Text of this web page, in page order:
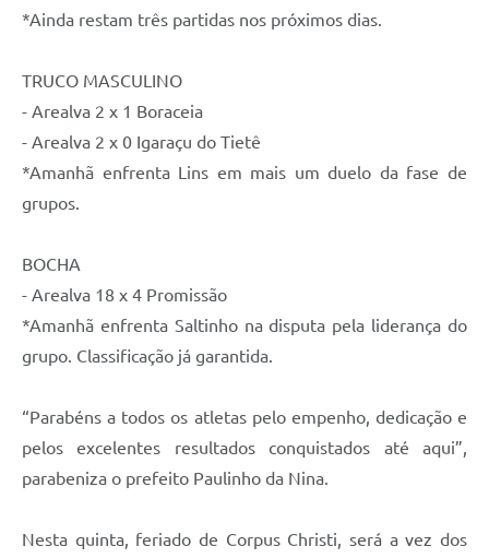
*Ainda restam três partidas nos próximos dias.
TRUCO MASCULINO
- Arealva 2 x 1 Boraceia
- Arealva 2 x 0 Igaraçu do Tietê
*Amanhã enfrenta Lins em mais um duelo da fase de
grupos.
BOCHA
- Arealva 18 x 4 Promissão
*Amanhã enfrenta Saltinho na disputa pela liderança do
grupo. Classificação já garantida.
“Parabéns a todos os atletas pelo empenho, dedicação e
pelos excelentes resultados conquistados até aqui”,
parabeniza o prefeito Paulinho da Nina.
Nesta quinta, feriado de Corpus Christi, será a vez dos